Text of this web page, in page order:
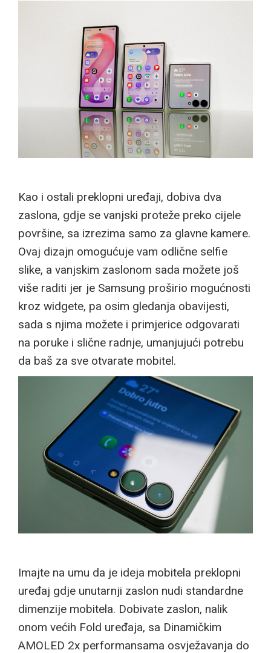
Kao i ostali preklopni uređaji, dobiva dva
zaslona, gdje se vanjski proteže preko cijele
površine, sa izrezima samo za glavne kamere.
Ovaj dizajn omogućuje vam odlične selfie
slike, a vanjskim zaslonom sada možete još
više raditi jer je Samsung proširio mogućnosti
kroz widgete, pa osim gledanja obavijesti,
sada s njima možete i primjerice odgovarati
na poruke i slične radnje, umanjujući potrebu
da baš za sve otvarate mobitel.
Imajte na umu da je ideja mobitela preklopni
uređaj gdje unutarnji zaslon nudi standardne
dimenzije mobitela. Dobivate zaslon, nalik
onom većih Fold uređaja, sa Dinamičkim
AMOLED 2x performansama osvježavanja do